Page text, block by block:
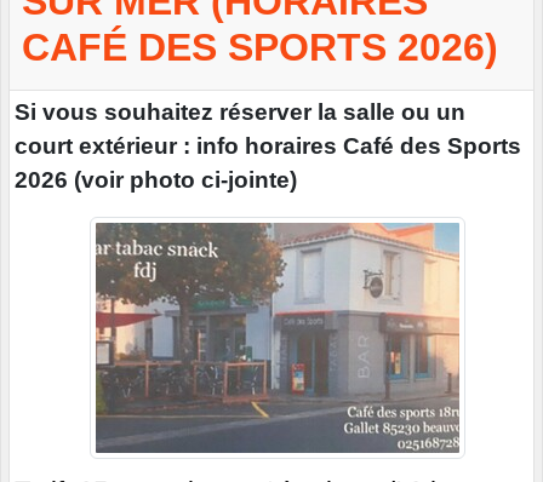
CAFÉ DES SPORTS 2026)
Si vous souhaitez réserver la salle ou un
court extérieur : info horaires Café des Sports
2026 (voir photo ci-jointe)